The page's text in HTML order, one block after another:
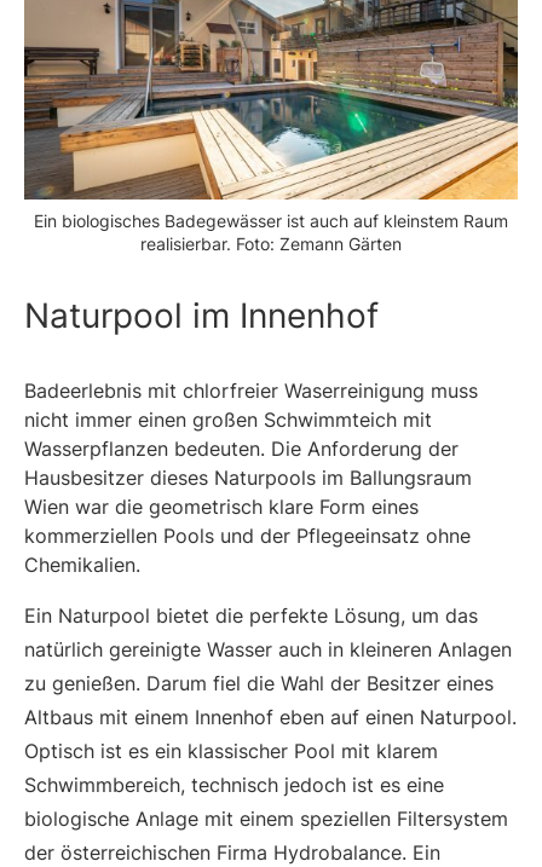
Ein biologisches Badegewässer ist auch auf kleinstem Raum
realisierbar. Foto: Zemann Gärten
Naturpool im Innenhof
Badeerlebnis mit chlorfreier Waserreinigung muss
nicht immer einen großen Schwimmteich mit
Wasserpflanzen bedeuten. Die Anforderung der
Hausbesitzer dieses Naturpools im Ballungsraum
Wien war die geometrisch klare Form eines
kommerziellen Pools und der Pflegeeinsatz ohne
Chemikalien.
Ein Naturpool bietet die perfekte Lösung, um das
natürlich gereinigte Wasser auch in kleineren Anlagen
zu genießen. Darum fiel die Wahl der Besitzer eines
Altbaus mit einem Innenhof eben auf einen Naturpool.
Optisch ist es ein klassischer Pool mit klarem
Schwimmbereich, technisch jedoch ist es eine
biologische Anlage mit einem speziellen Filtersystem
der österreichischen Firma Hydrobalance. Ein